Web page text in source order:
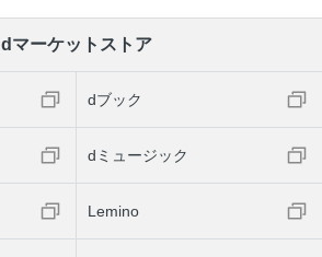
dマーケットストア
dブック
dミュージック
Lemino